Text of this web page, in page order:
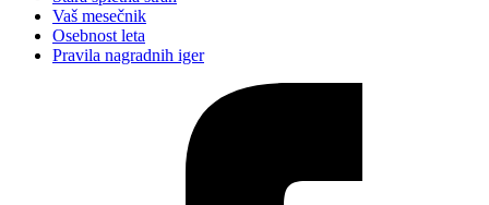
Vaš mesečnik
Osebnost leta
Pravila nagradnih iger